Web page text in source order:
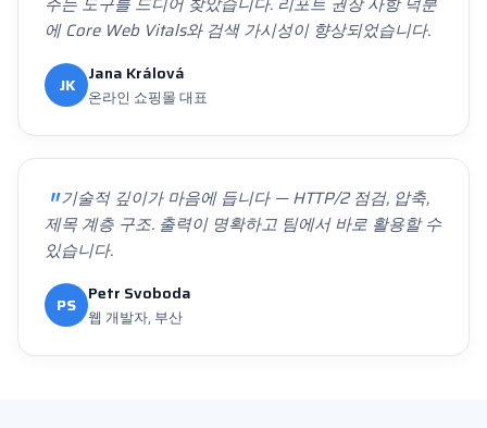
에 Core Web Vitals와 검색 가시성이 향상되었습니다.
JK Jana Králová
온라인 쇼핑몰 대표
기술적 깊이가 마음에 듭니다 — HTTP/2 점검, 압축,
제목 계층 구조. 출력이 명확하고 팀에서 바로 활용할 수
있습니다.
PS Petr Svoboda
웹 개발자, 부산